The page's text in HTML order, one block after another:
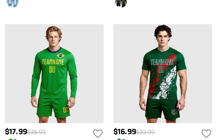
$17.99$35.99 $16.99$33.99